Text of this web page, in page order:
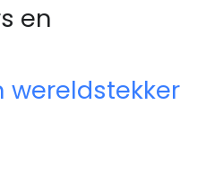
en
wereldstekker